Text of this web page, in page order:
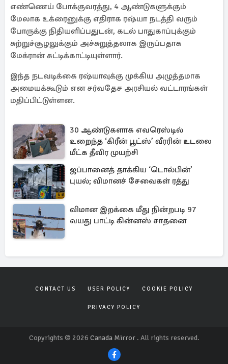
எண்ணெய் போக்குவரத்து, 4 ஆண்டுகளுக்கும்
மேலாக உக்ரைனுக்கு எதிராக ரஷ்யா நடத்தி வரும்
போருக்கு நிதியளிப்பதுடன், கடல் பாதுகாப்புக்கும்
சுற்றுச்சூழலுக்கும் அச்சுறுத்தலாக இருப்பதாக
மேக்ரான் சுட்டிக்காட்டியுள்ளார்.
இந்த நடவடிக்கை ரஷ்யாவுக்கு முக்கிய அழுத்தமாக
அமையக்கூடும் என சர்வதேச அரசியல் வட்டாரங்கள்
மதிப்பிட்டுள்ளன.
30 ஆண்டுகளாக எவரெஸ்டில்
உறைந்த ‘கிரீன் பூட்ஸ்’ வீரரின் உடலை
மீட்க தீவிர முயற்சி
ஜப்பானைத் தாக்கிய ‘டொல்பின்’
புயல்; விமானச் சேவைகள் ரத்து
விமான இறக்கை மீது நின்றபடி 97
வயது பாட்டி கின்னஸ் சாதனை
CONTACT US USER POLICY COOKIE POLICY
PRIVACY POLICY
Copyrights © 2026 Canada Mirror. All rights reserved.